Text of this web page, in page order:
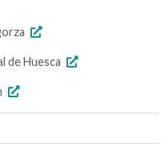
de Huesca